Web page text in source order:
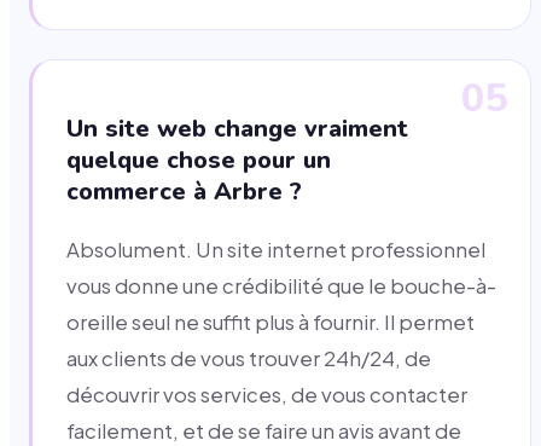
05
Un site web change vraiment
quelque chose pour un
commerce à Arbre ?
Absolument. Un site internet professionnel
vous donne une crédibilité que le bouche-à-
oreille seul ne suffit plus à fournir. Il permet
aux clients de vous trouver 24h/24, de
découvrir vos services, de vous contacter
facilement, et de se faire un avis avant de